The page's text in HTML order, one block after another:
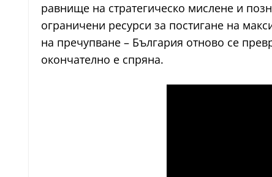
равнище на стратегическо мислене и
ограничени ресурси за постигане на
на пречупване – България отново се
окончателно е спряна.